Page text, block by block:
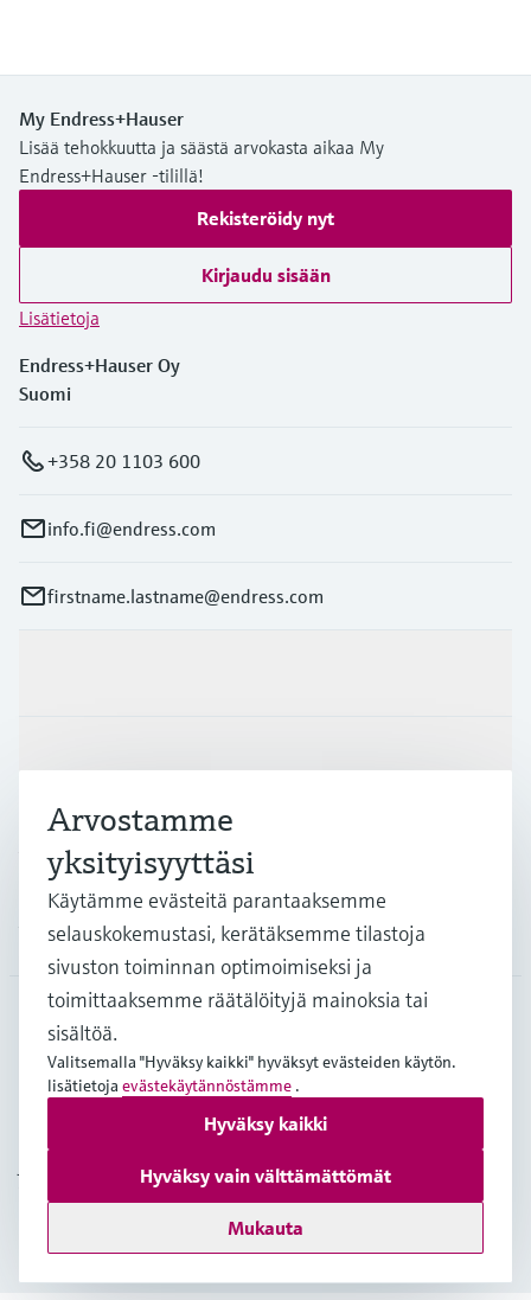
My Endress+Hauser
Lisää tehokkuutta ja säästä arvokasta aikaa My
Endress+Hauser -tilillä!
Rekisteröidy nyt
Kirjaudu sisään
Lisätietoja
Endress+Hauser Oy
Suomi
+358 20 1103 600
info.fi@endress.com
firstname.lastname@endress.com
Asiakastuki
Yritys
FIN•
Copyright © Endress+Hauser Group Services AG
Käyttöehdot
Tietosuojakäytäntö
Yleiset sopimusehdot
Arvostamme
yksityisyyttäsi
Käytämme evästeitä parantaaksemme
selauskokemustasi, kerätäksemme tilastoja
sivuston toiminnan optimoimiseksi ja
toimittaaksemme räätälöityjä mainoksia tai
sisältöä.
Valitsemalla "Hyväksy kaikki" hyväksyt evästeiden käytön.
lisätietoja evästekäytännöstämme .
Mukauta
Hyväksy vain välttämättömät
Hyväksy kaikki